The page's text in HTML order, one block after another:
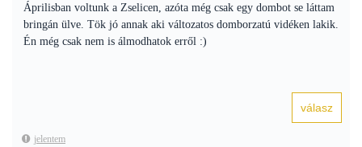
Áprilisban voltunk a Zselicen, azóta még csak egy dombot se láttam
bringán ülve. Tök jó annak aki változatos domborzatú vidéken lakik.
Én még csak nem is álmodhatok erről :)
jelentem